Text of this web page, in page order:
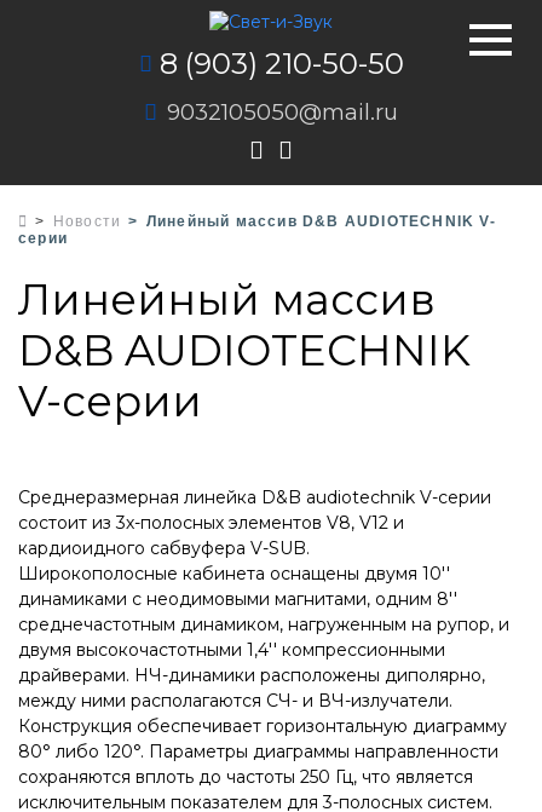
8 (903) 210-50-50
9032105050@mail.ru
Новости
Линейный массив D&B AUDIOTECHNIK V-
серии
Линейный массив
D&B AUDIOTECHNIK
V-серии
Среднеразмерная линейка D&B audiotechnik V-серии
состоит из 3х-полосных элементов V8, V12 и
кардиоидного сабвуфера V-SUB.
Широкополосные кабинета оснащены двумя 10''
динамиками с неодимовыми магнитами, одним 8''
среднечастотным динамиком, нагруженным на рупор, и
двумя высокочастотными 1,4'' компрессионными
драйверами. НЧ-динамики расположены диполярно,
между ними располагаются СЧ- и ВЧ-излучатели.
Конструкция обеспечивает горизонтальную диаграмму
80° либо 120°. Параметры диаграммы направленности
сохраняются вплоть до частоты 250 Гц, что является
исключительным показателем для 3-полосных систем.